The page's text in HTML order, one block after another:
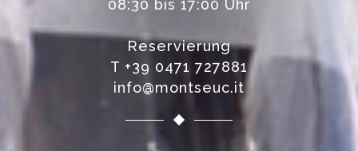
08:30 bis 17:00 Uhr
Reservierung
T +39 0471 727881
info@montseuc.it